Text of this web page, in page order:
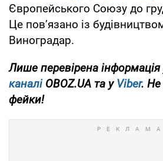
Європейського Союзу до
Це пов’язано із
Виноградар.
Лише перевірена інформація
каналіOBOZ.UA та уViber. Не
фейки!